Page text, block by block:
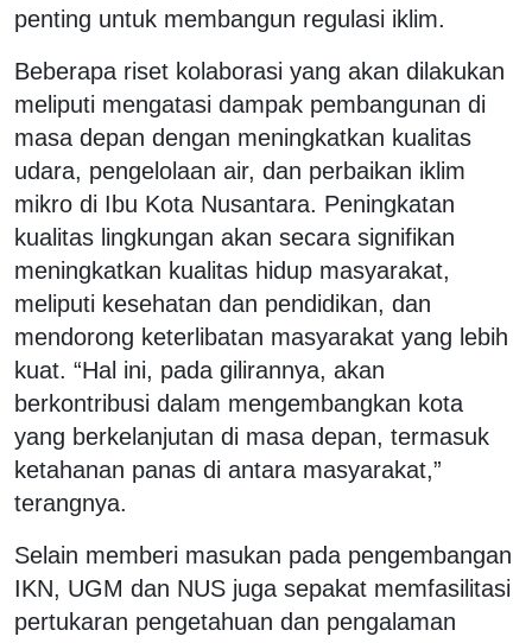
penting untuk membangun regulasi iklim.
Beberapa riset kolaborasi yang akan dilakukan
meliputi mengatasi dampak pembangunan di
masa depan dengan meningkatkan kualitas
udara, pengelolaan air, dan perbaikan iklim
mikro di Ibu Kota Nusantara. Peningkatan
kualitas lingkungan akan secara signifikan
meningkatkan kualitas hidup masyarakat,
meliputi kesehatan dan pendidikan, dan
mendorong keterlibatan masyarakat yang lebih
kuat. “Hal ini, pada gilirannya, akan
berkontribusi dalam mengembangkan kota
yang berkelanjutan di masa depan, termasuk
ketahanan panas di antara masyarakat,”
terangnya.
Selain memberi masukan pada pengembangan
IKN, UGM dan NUS juga sepakat memfasilitasi
pertukaran pengetahuan dan pengalaman